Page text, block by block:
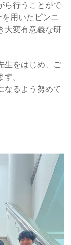
ら行うことがで
用いたピンニ
大変有意義な研
生をはじめ、ご
。
なるよう努めて